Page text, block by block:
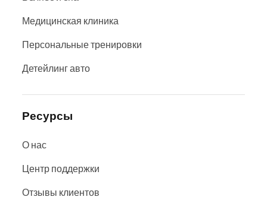
Медицинская клиника
Персональные тренировки
Детейлинг авто
Ресурсы
О нас
Центр поддержки
Отзывы клиентов